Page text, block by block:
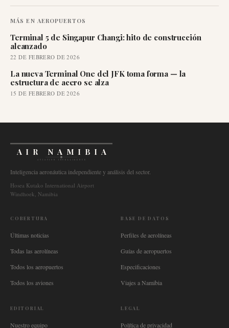
MÁS EN AEROPUERTOS
Terminal 5 de Singapur Changi: hito de construcción
alcanzado
22 DE FEBRERO DE 2026
La nueva Terminal One del JFK toma forma — la
estructura de acero se alza
15 DE FEBRERO DE 2026
AIR NAMIBIA
AVIATION INTELLIGENCE
Inteligencia aeronáutica independiente y análisis del sector.
Hosea Kutako International Airport
Windhoek, Namibia
COBERTURA
Últimas noticias
Todas las aerolíneas
Todos los aeropuertos
Todos los aviones
BASE DE DATOS
Perfiles de aerolíneas
Guías de aeropuertos
Especificaciones
Viajes a Namibia
EDITORIAL
Nuestro equipo
LEGAL
Política de privacidad